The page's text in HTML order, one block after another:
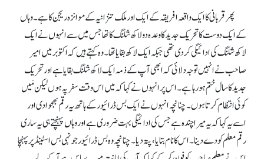
پھر قربانی کا ایک واقعہ افریقہ کے ایک اور ملک تنزانیہ کے موانزہ ریجن کا ہے۔ وہاں
کے ایک دوست کا تحریک جدید کا وعدہ دو لاکھ شلنگ کا تھا جس میں سے انہوں نے ایک
لاکھ شلنگ کی ادائیگی کر دی تھی جبکہ ایک لاکھ بقایا تھا۔ وہ کہتے ہیں کہ اکتوبر میں امیر
صاحب نے انہیں توجہ دلائی کہ ابھی آپ کے ذمہ ایک لاکھ شلنگ بقایا ہے اور تحریک
جدید کا سال ختم ہو رہا ہے۔ اس پر انہوں نے کہا کہ میں اس وقت سفر پہ ہوں لیکن مَیں
کوئی انتظام کرتا ہوں۔ چنانچہ انہوں نے ایک بس ڈرائیور کے ہاتھ یہ رقم بھجوا دی اور
اسے یہ کہا کہ یہ میرا چندہ ہے جس کی ادائیگی بہت ضروری ہے اور وہاں پہنچتے ہی یہ ساری
رقم معلم کو دے دینا۔ اس کا نام بتایا، پتہ دیا۔ چنانچہ وہ بس ڈرائیور جونہی بس اسٹینڈ پر پہنچا